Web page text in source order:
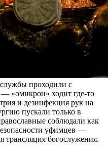
проходили с
«омикрон» ходит где-то
и дезинфекция рук на
пускали только в
соблюдали как
уфимцев —
богослужения.